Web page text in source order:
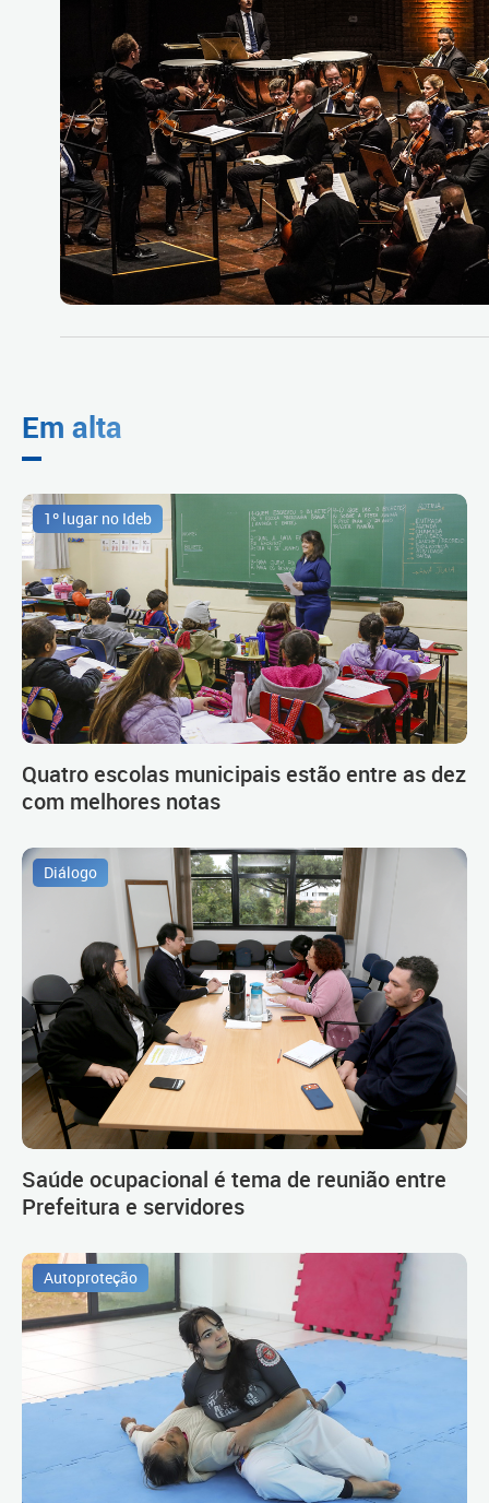
Em alta
1º lugar no Ideb
Quatro escolas municipais estão entre as dez
com melhores notas
Diálogo
Saúde ocupacional é tema de reunião entre
Prefeitura e servidores
Autoproteção